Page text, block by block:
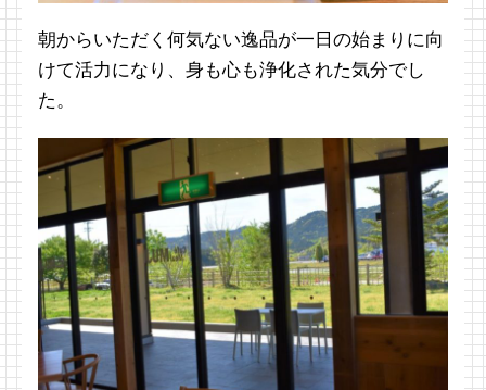
朝からいただく何気ない逸品が一日の始まりに向
けて活力になり、身も心も浄化された気分でし
た。